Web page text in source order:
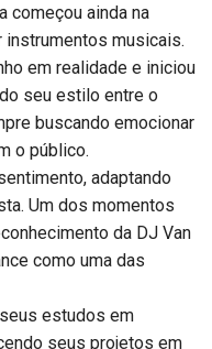
começou ainda na
instrumentos musicais.
em realidade e iniciou
seu estilo entre o
buscando emocionar
o público.
adaptando
Um dos momentos
da DJ Van
como uma das
estudos em
seus projetos em